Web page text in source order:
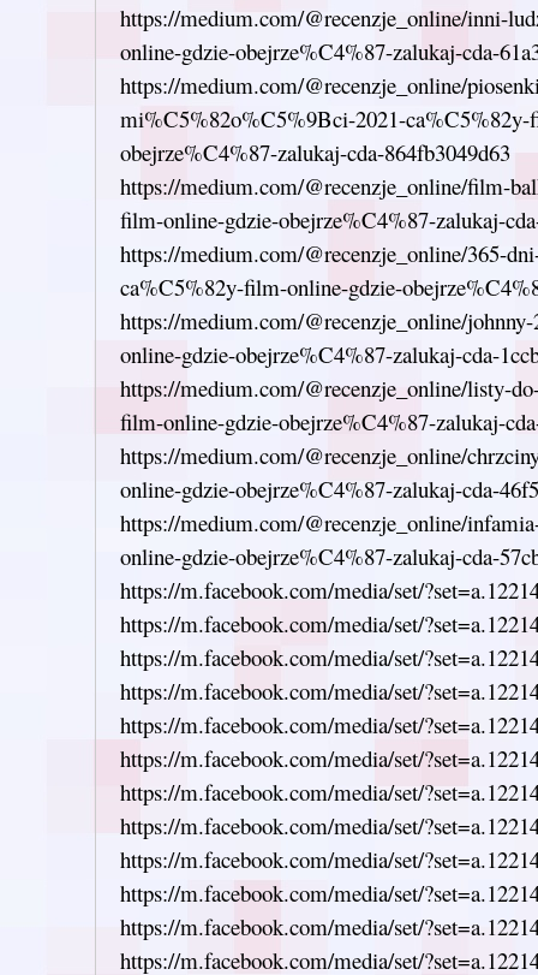
https://medium.com/@recenzje_online/inni-
online-gdzie-obejrze%C4%87-zalukaj-cda-
https://medium.com/@recenzje_online/
mi%C5%82o%C5%9Bci-2021-
obejrze%C4%87-zalukaj-cda-864fb3049d63
https://medium.com/@recenzje_online/film-
film-online-gdzie-obejrze%C4%87-zalukaj-
https://medium.com/@recenzje_online/365-
ca%C5%82y-film-online-gdzie-
https://medium.com/@recenzje_online/
online-gdzie-obejrze%C4%87-zalukaj-cda-
https://medium.com/@recenzje_online/listy-
film-online-gdzie-obejrze%C4%87-zalukaj-
https://medium.com/@recenzje_online/
online-gdzie-obejrze%C4%87-zalukaj-cda-
https://medium.com/@recenzje_online/
online-gdzie-obejrze%C4%87-zalukaj-cda-
https://m.facebook.com/media/set/
https://m.facebook.com/media/set/
https://m.facebook.com/media/set/
https://m.facebook.com/media/set/
https://m.facebook.com/media/set/
https://m.facebook.com/media/set/
https://m.facebook.com/media/set/
https://m.facebook.com/media/set/
https://m.facebook.com/media/set/
https://m.facebook.com/media/set/
https://m.facebook.com/media/set/
https://m.facebook.com/media/set/